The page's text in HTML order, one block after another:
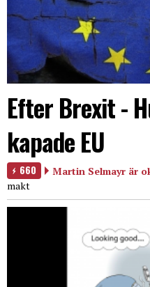
Efter Brexit -
kapade EU
660 Martin Selmayr är
makt